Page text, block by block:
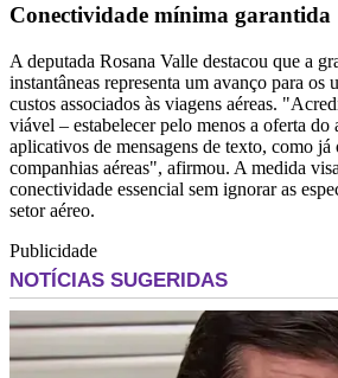
Conectividade mínima garantida
A deputada Rosana Valle destacou que a
instantâneas representa um avanço para os
custos associados às viagens aéreas.
viável – estabelecer pelo menos a oferta do
aplicativos de mensagens de texto, como já
companhias aéreas", afirmou. A medida
conectividade essencial sem ignorar as
setor aéreo.
Publicidade